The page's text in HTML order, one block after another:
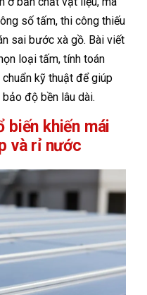
số tấm, thi công thiếu
sai bước xà gồ. Bài viết
loại tấm, tính toán
kỹ thuật để giúp
độ bền lâu dài.
biến khiến mái
và rỉ nước